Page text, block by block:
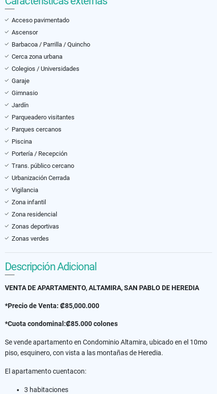
Acceso pavimentado
Ascensor
Barbacoa / Parrilla / Quincho
Cerca zona urbana
Colegios / Universidades
Garaje
Gimnasio
Jardín
Parqueadero visitantes
Parques cercanos
Piscina
Portería / Recepción
Trans. público cercano
Urbanización Cerrada
Vigilancia
Zona infantil
Zona residencial
Zonas deportivas
Zonas verdes
Descripción Adicional
VENTA DE APARTAMENTO, ALTAMIRA, SAN PABLO DE HEREDIA
*Precio de Venta: ₡85,000.000
*Cuota condominal:₡85.000 colones
Se vende apartamento en Condominio Altamira, ubicado en el 10mo
piso, esquinero, con vista a las montañas de Heredia.
El apartamento cuentacon:
3 habitaciones